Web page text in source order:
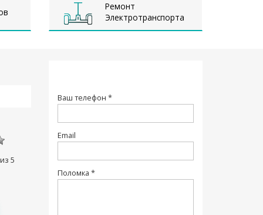
Ремонт
Электротранспорта
5
Ваш телефон *
Email
Поломка *